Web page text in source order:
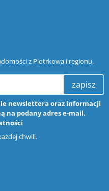
z Piotrkowa i regionu.
zapisz
newslettera oraz informacji
na podany adres e-mail.
chwili.